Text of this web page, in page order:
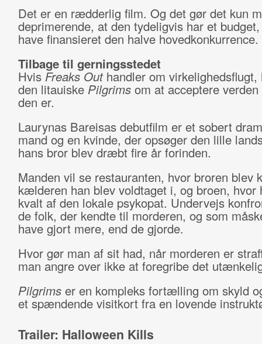
Det er en rædderlig film. Og det gør det kun
deprimerende, at den tydeligvis har et
have finansieret den halve hovedkonkurrence.
Tilbage til gerningsstedet
Hvis Freaks Outhandler om virkelighedsflugt,
den litauiske Pilgrimsom at acceptere verden
den er.
Laurynas Bareisas debutfilm er et sobert
mand og en kvinde, der opsøger den lille
hans bror blev dræbt fire år forinden.
Manden vil se restauranten, hvor broren blev
kælderen han blev voldtaget i, og broen, hvor
kvalt af den lokale psykopat. Undervejs
de folk, der kendte til morderen, og som
have gjort mere, end de gjorde.
Hvor gør man af sit had, når morderen er
man angre over ikke at foregribe det
Pilgrimser en kompleks fortælling om skyld
et spændende visitkort fra en lovende
Trailer: Halloween Kills